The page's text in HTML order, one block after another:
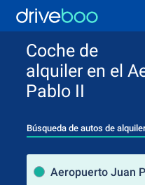
Coche de
alquiler en el
Pablo II
Búsqueda de autos de
Aeropuerto Juan